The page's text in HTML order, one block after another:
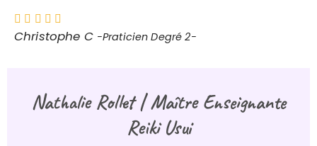
Christophe C -Praticien Degré 2-
Nathalie Rollet | Maître Enseignante
Reiki Usui​​​​​​​